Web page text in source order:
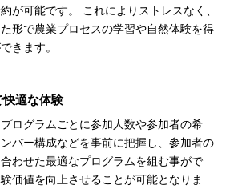
が可能です。 これによりストレスなく、
形で農業プロセスの学習や自然体験を得
きます。
快適な体験
ログラムごとに参加人数や参加者の希
バー構成などを事前に把握し、参加者の
わせた最適なプログラムを組む事がで
価値を向上させることが可能となりま